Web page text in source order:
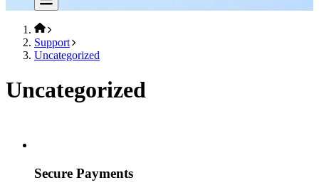
Support
Uncategorized
Uncategorized
Secure Payments